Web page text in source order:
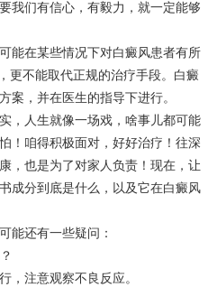
我们有信心，有毅力，就一定能够
能在某些情况下对白癜风患者有所
更不能取代正规的治疗手段。白癜
案，并在医生的指导下进行。
，人生就像一场戏，啥事儿都可能
！咱得积极面对，好好治疗！往深
，也是为了对家人负责！现在，让
成分到底是什么，以及它在白癜风
能还有一些疑问：
，注意观察不良反应。